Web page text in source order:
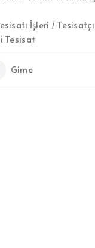
İşleri /
Tesisat
Girne